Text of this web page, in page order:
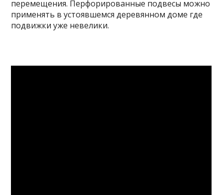
перемещения. Перфорированные подвесы можно
применять в устоявшемся деревянном доме где
подвижки уже невелики.